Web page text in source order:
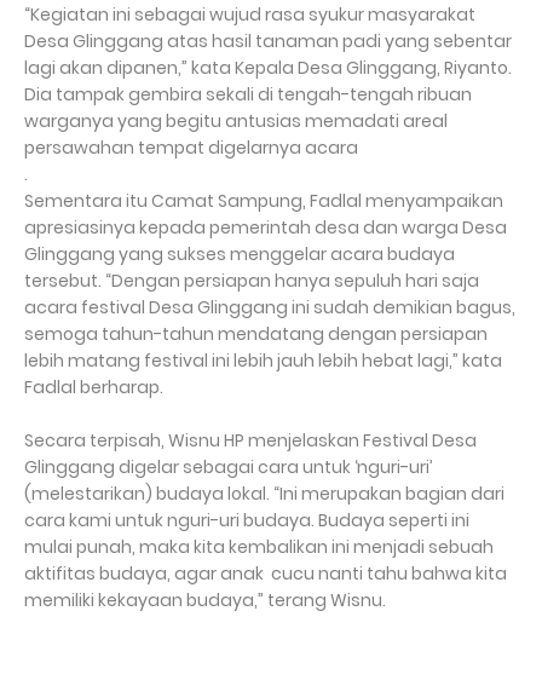
“Kegiatan ini sebagai wujud rasa syukur masyarakat
Desa Glinggang atas hasil tanaman padi yang sebentar
lagi akan dipanen,” kata Kepala Desa Glinggang, Riyanto.
Dia tampak gembira sekali di tengah-tengah ribuan
warganya yang begitu antusias memadati areal
persawahan tempat digelarnya acara
.
Sementara itu Camat Sampung, Fadlal menyampaikan
apresiasinya kepada pemerintah desa dan warga Desa
Glinggang yang sukses menggelar acara budaya
tersebut. “Dengan persiapan hanya sepuluh hari saja
acara festival Desa Glinggang ini sudah demikian bagus,
semoga tahun-tahun mendatang dengan persiapan
lebih matang festival ini lebih jauh lebih hebat lagi,” kata
Fadlal berharap.
Secara terpisah, Wisnu HP menjelaskan Festival Desa
Glinggang digelar sebagai cara untuk ‘nguri-uri’
(melestarikan) budaya lokal. “Ini merupakan bagian dari
cara kami untuk nguri-uri budaya. Budaya seperti ini
mulai punah, maka kita kembalikan ini menjadi sebuah
aktifitas budaya, agar anak cucu nanti tahu bahwa kita
memiliki kekayaan budaya,” terang Wisnu.